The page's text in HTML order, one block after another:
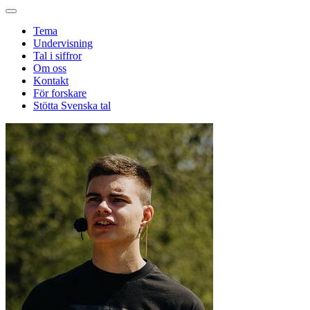
Tema
Undervisning
Tal i siffror
Om oss
Kontakt
För forskare
Stötta Svenska tal